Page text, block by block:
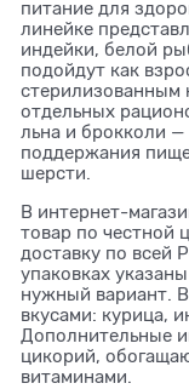
питание для
линейке
индейки, белой
подойдут как
стерилизованным
отдельных
льна и брокколи
поддержания
шерсти.
В интернет-
товар по честной
доставку по всей
упаковках
нужный вариант.
вкусами: курица,
Дополнительные
цикорий,
витаминами.